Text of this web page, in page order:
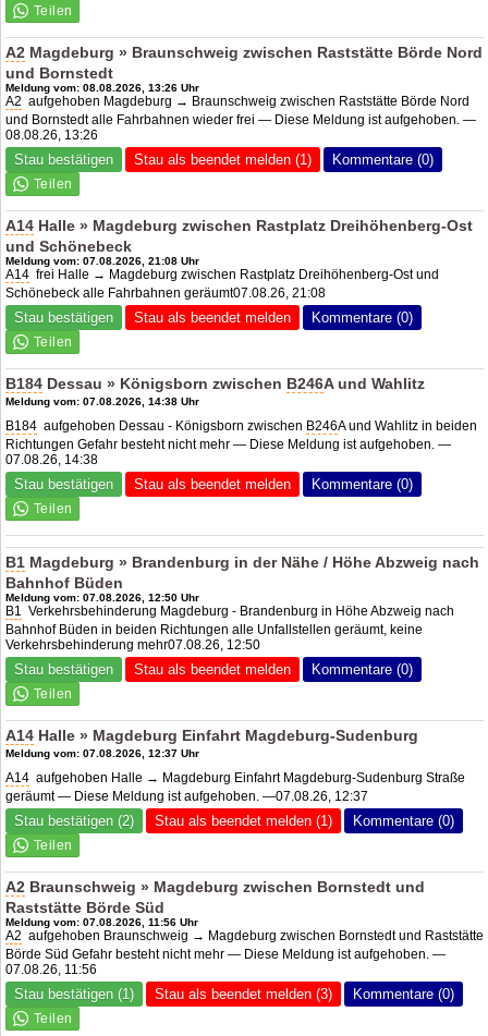
A2 Magdeburg » Braunschweig zwischen Raststätte Börde Nord
und Bornstedt
Meldung vom: 08.08.2026, 13:26 Uhr
A2 aufgehoben Magdeburg → Braunschweig zwischen Raststätte Börde Nord
und Bornstedt alle Fahrbahnen wieder frei — Diese Meldung ist aufgehoben. —
08.08.26, 13:26
Stau bestätigen Stau als beendet melden (1) Kommentare (0)
A14 Halle » Magdeburg zwischen Rastplatz Dreihöhenberg-Ost
und Schönebeck
Meldung vom: 07.08.2026, 21:08 Uhr
A14 frei Halle → Magdeburg zwischen Rastplatz Dreihöhenberg-Ost und
Schönebeck alle Fahrbahnen geräumt07.08.26, 21:08
Stau bestätigen Stau als beendet melden Kommentare (0)
B184 Dessau » Königsborn zwischen B246A und Wahlitz
Meldung vom: 07.08.2026, 14:38 Uhr
B184 aufgehoben Dessau - Königsborn zwischen B246A und Wahlitz in beiden
Richtungen Gefahr besteht nicht mehr — Diese Meldung ist aufgehoben. —
07.08.26, 14:38
Stau bestätigen Stau als beendet melden Kommentare (0)
B1 Magdeburg » Brandenburg in der Nähe / Höhe Abzweig nach
Bahnhof Büden
Meldung vom: 07.08.2026, 12:50 Uhr
B1 Verkehrsbehinderung Magdeburg - Brandenburg in Höhe Abzweig nach
Bahnhof Büden in beiden Richtungen alle Unfallstellen geräumt, keine
Verkehrsbehinderung mehr07.08.26, 12:50
Stau bestätigen Stau als beendet melden Kommentare (0)
A14 Halle » Magdeburg Einfahrt Magdeburg-Sudenburg
Meldung vom: 07.08.2026, 12:37 Uhr
A14 aufgehoben Halle → Magdeburg Einfahrt Magdeburg-Sudenburg Straße
geräumt — Diese Meldung ist aufgehoben. —07.08.26, 12:37
Stau bestätigen (2) Stau als beendet melden (1) Kommentare (0)
A2 Braunschweig » Magdeburg zwischen Bornstedt und
Raststätte Börde Süd
Meldung vom: 07.08.2026, 11:56 Uhr
A2 aufgehoben Braunschweig → Magdeburg zwischen Bornstedt und Raststätte
Börde Süd Gefahr besteht nicht mehr — Diese Meldung ist aufgehoben. —
07.08.26, 11:56
Stau bestätigen (1) Stau als beendet melden (3) Kommentare (0)